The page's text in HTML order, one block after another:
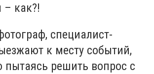
– как?!
специалист-
к месту событий,
пытаясь решить вопрос с